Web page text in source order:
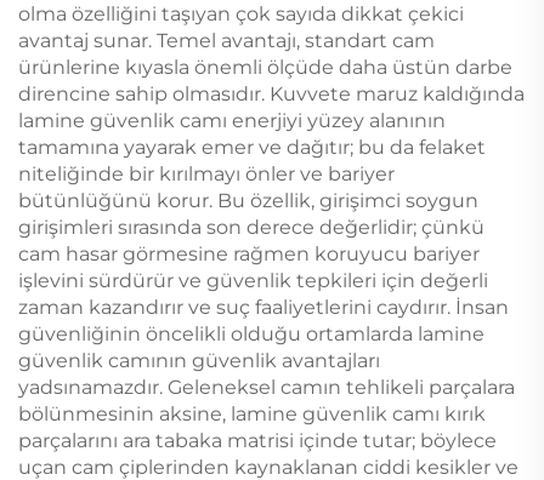
olma özelliğini taşıyan çok sayıda dikkat çekici
avantaj sunar. Temel avantajı, standart cam
ürünlerine kıyasla önemli ölçüde daha üstün darbe
direncine sahip olmasıdır. Kuvvete maruz kaldığında
lamine güvenlik camı enerjiyi yüzey alanının
tamamına yayarak emer ve dağıtır; bu da felaket
niteliğinde bir kırılmayı önler ve bariyer
bütünlüğünü korur. Bu özellik, girişimci soygun
girişimleri sırasında son derece değerlidir; çünkü
cam hasar görmesine rağmen koruyucu bariyer
işlevini sürdürür ve güvenlik tepkileri için değerli
zaman kazandırır ve suç faaliyetlerini caydırır. İnsan
güvenliğinin öncelikli olduğu ortamlarda lamine
güvenlik camının güvenlik avantajları
yadsınamazdır. Geleneksel camın tehlikeli parçalara
bölünmesinin aksine, lamine güvenlik camı kırık
parçalarını ara tabaka matrisi içinde tutar; böylece
uçan cam çiplerinden kaynaklanan ciddi kesikler ve